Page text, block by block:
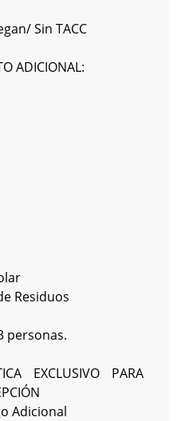
Sin TACC
ADICIONAL:
Residuos
personas.
EXCLUSIVO PARA
Adicional